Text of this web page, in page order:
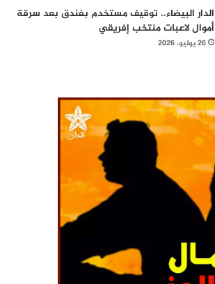
الدار البيضاء.. توقيف مستخدم بفندق بعد سرقة
أموال لاعبات منتخب إفريقي
26 يوليو، 2026